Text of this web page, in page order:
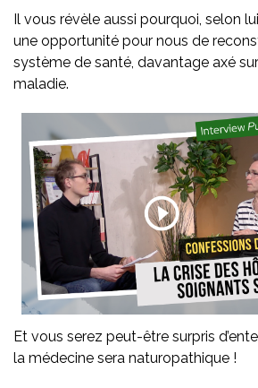
Il vous révèle aussi pourquoi, selon
une opportunité pour nous de
système de santé, davantage axé
maladie.
Et vous serez peut-être surpris
la médecine sera naturopathique !